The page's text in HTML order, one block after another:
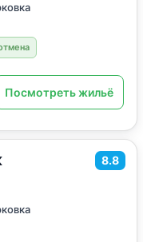
Посмотреть жильё
8.8